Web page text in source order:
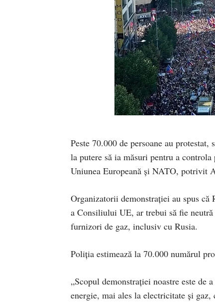
Peste 70.000 de persoane au
la putere să ia măsuri pentru a
Uniunea Europeană şi NATO, potrivit
Organizatorii demonstraţiei au spus că
a Consiliului UE, ar trebui să fie
furnizori de gaz, inclusiv cu Rusia.
Poliţia estimează la 70.000 numărul
„Scopul demonstraţiei noastre este de
energie, mai ales la electricitate şi gaz,